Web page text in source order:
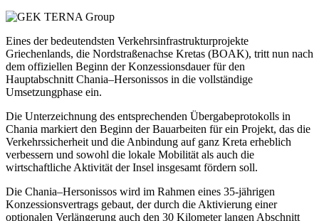
Eines der bedeutendsten Verkehrsinfrastrukturprojekte
Griechenlands, die Nordstraßenachse Kretas (BOAK), tritt nun nach
dem offiziellen Beginn der Konzessionsdauer für den
Hauptabschnitt Chania–Hersonissos in die vollständige
Umsetzungphase ein.
Die Unterzeichnung des entsprechenden Übergabeprotokolls in
Chania markiert den Beginn der Bauarbeiten für ein Projekt, das die
Verkehrssicherheit und die Anbindung auf ganz Kreta erheblich
verbessern und sowohl die lokale Mobilität als auch die
wirtschaftliche Aktivität der Insel insgesamt fördern soll.
Die Chania–Hersonissos wird im Rahmen eines 35-jährigen
Konzessionsvertrags gebaut, der durch die Aktivierung einer
optionalen Verlängerung auch den 30 Kilometer langen Abschnitt